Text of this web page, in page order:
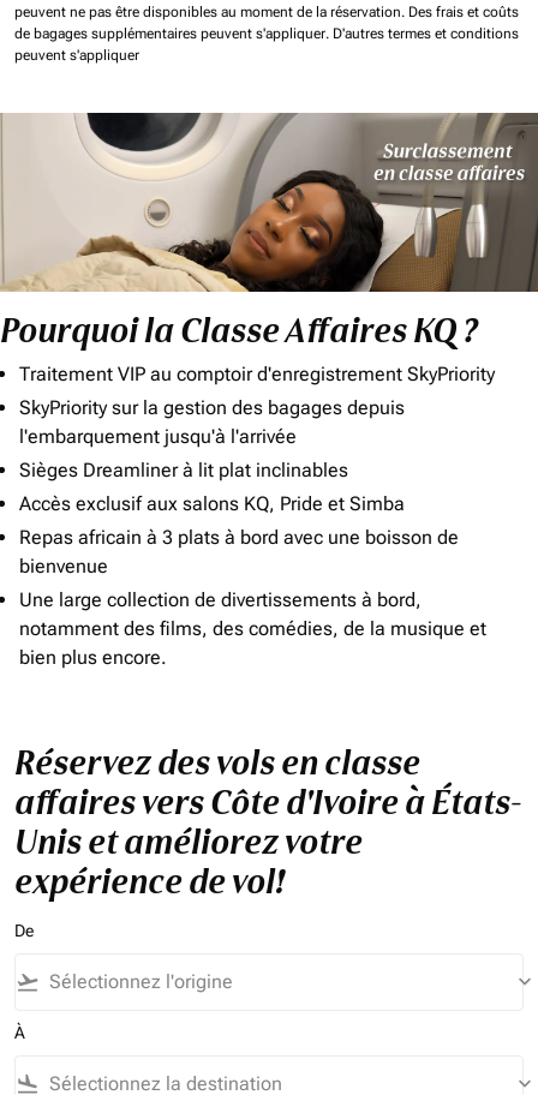
peuvent ne pas être disponibles au moment de la réservation. Des frais et coûts
de bagages supplémentaires peuvent s'appliquer. D'autres termes et conditions
peuvent s'appliquer
Pourquoi la Classe Affaires KQ ?
Traitement VIP au comptoir d'enregistrement SkyPriority
SkyPriority sur la gestion des bagages depuis
l'embarquement jusqu'à l'arrivée
Sièges Dreamliner à lit plat inclinables
Accès exclusif aux salons KQ, Pride et Simba
Repas africain à 3 plats à bord avec une boisson de
bienvenue
Une large collection de divertissements à bord,
notamment des films, des comédies, de la musique et
bien plus encore.
Réservez des vols en classe
affaires vers Côte d'Ivoire à États-
Unis et améliorez votre
expérience de vol!
De
flight_takeoff keyboard_arrow_down
À
flight_land keyboard_arrow_down